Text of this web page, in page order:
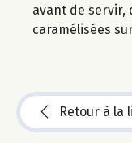
avant de servir,
caramélisées
Retour à la